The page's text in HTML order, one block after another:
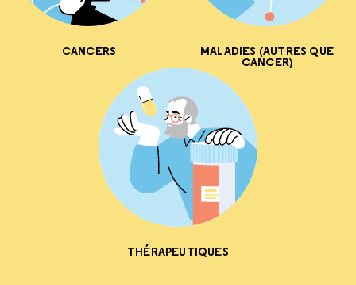
CANCERS MALADIES (AUTRES QUE
CANCER)
THÉRAPEUTIQUES